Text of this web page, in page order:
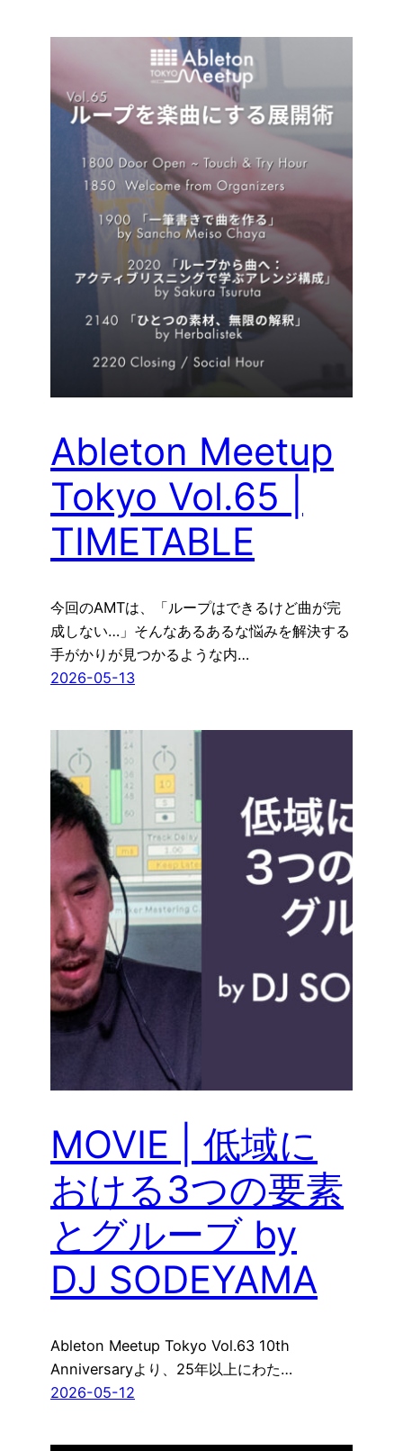
Ableton Meetup
Tokyo Vol.65 |
TIMETABLE
今回のAMTは、「ループはできるけど曲が完
成しない…」そんなあるあるな悩みを解決する
手がかりが見つかるような内…
2026-05-13
MOVIE | 低域に
おける3つの要素
とグルーブ by
DJ SODEYAMA
Ableton Meetup Tokyo Vol.63 10th
Anniversaryより、25年以上にわた…
2026-05-12